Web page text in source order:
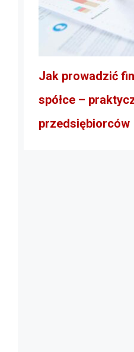
Jak prowadzić
spółce –
przedsiębiorców